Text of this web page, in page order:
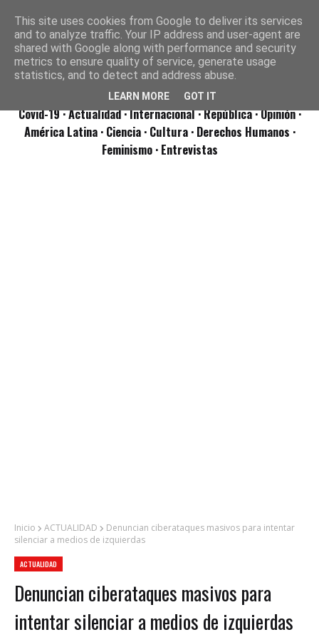
Covid-19· Actualidad· Internacional· República· Opinión·
América Latina · Ciencia · Cultura · Derechos Humanos ·
Feminismo · Entrevistas
Inicio ACTUALIDAD
Denuncian ciberataques masivos para intentar
silenciar a medios de izquierdas
ACTUALIDAD
Denuncian ciberataques masivos para
intentar silenciar a medios de izquierdas
This site uses cookies from Google to deliver its services
and to analyze traffic. Your IP address and user-agent are
shared with Google along with performance and security
metrics to ensure quality of service, generate usage
statistics, and to detect and address abuse.
LEARN MORE GOT IT